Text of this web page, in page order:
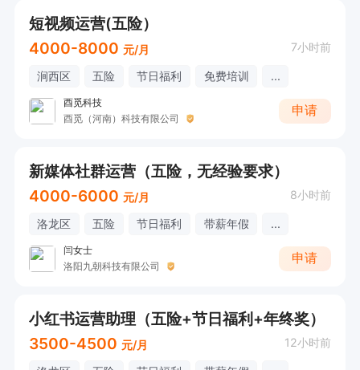
短视频运营(五险）
4000-8000 元/月 7小时前
涧西区 五险 节日福利 免费培训 ...
酉觅科技
酉觅（河南）科技有限公司
申请
新媒体社群运营（五险，无经验要求）
4000-6000 元/月 8小时前
洛龙区 五险 节日福利 带薪年假 ...
闫女士
洛阳九朝科技有限公司
申请
小红书运营助理（五险+节日福利+年终奖）
3500-4500 元/月 12小时前